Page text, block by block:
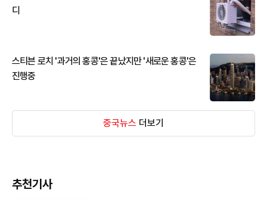
디
스티븐 로치 '과거의 홍콩'은 끝났지만 '새로운 홍콩'은
진행중
중국뉴스 더보기
추천기사